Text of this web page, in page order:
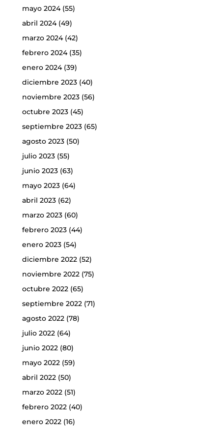
mayo 2024(55)
abril 2024(49)
marzo 2024(42)
febrero 2024(35)
enero 2024(39)
diciembre 2023(40)
noviembre 2023(56)
octubre 2023(45)
septiembre 2023(65)
agosto 2023(50)
julio 2023(55)
junio 2023(63)
mayo 2023(64)
abril 2023(62)
marzo 2023(60)
febrero 2023(44)
enero 2023(54)
diciembre 2022(52)
noviembre 2022(75)
octubre 2022(65)
septiembre 2022(71)
agosto 2022(78)
julio 2022(64)
junio 2022(80)
mayo 2022(59)
abril 2022(50)
marzo 2022(51)
febrero 2022(40)
enero 2022(16)